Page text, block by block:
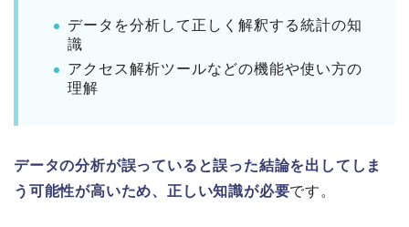
データを分析して正しく解釈する統計の知
識
アクセス解析ツールなどの機能や使い方の
理解
データの分析が誤っていると誤った結論を出してしま
う可能性が高いため、正しい知識が必要です。